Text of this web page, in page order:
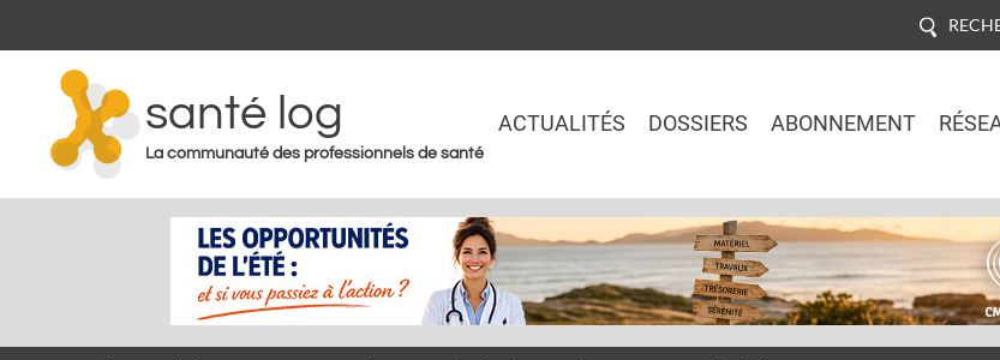
santé log
La communauté des professionnels de santé
ACTUALITÉS DOSSIERS ABONNEMENT